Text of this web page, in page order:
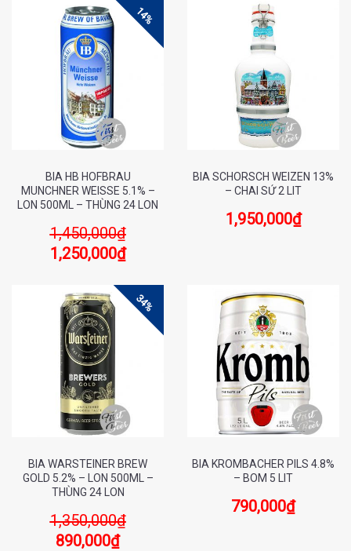
BIA SCHORSCH WEIZEN 13%
– CHAI SỨ 2 LIT
1,950,000₫
14%
BIA HB HOFBRAU
MUNCHNER WEISSE 5.1% –
LON 500ML – THÙNG 24 LON
1,450,000₫
1,250,000₫
BIA KROMBACHER PILS 4.8%
– BOM 5 LIT
790,000₫
34%
BIA WARSTEINER BREW
GOLD 5.2% – LON 500ML –
THÙNG 24 LON
1,350,000₫
890,000₫